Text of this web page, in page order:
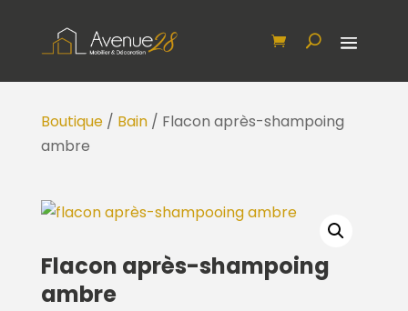
Boutique/ Bain/ Flacon après-shampoing
ambre
Flacon après-shampoing
ambre